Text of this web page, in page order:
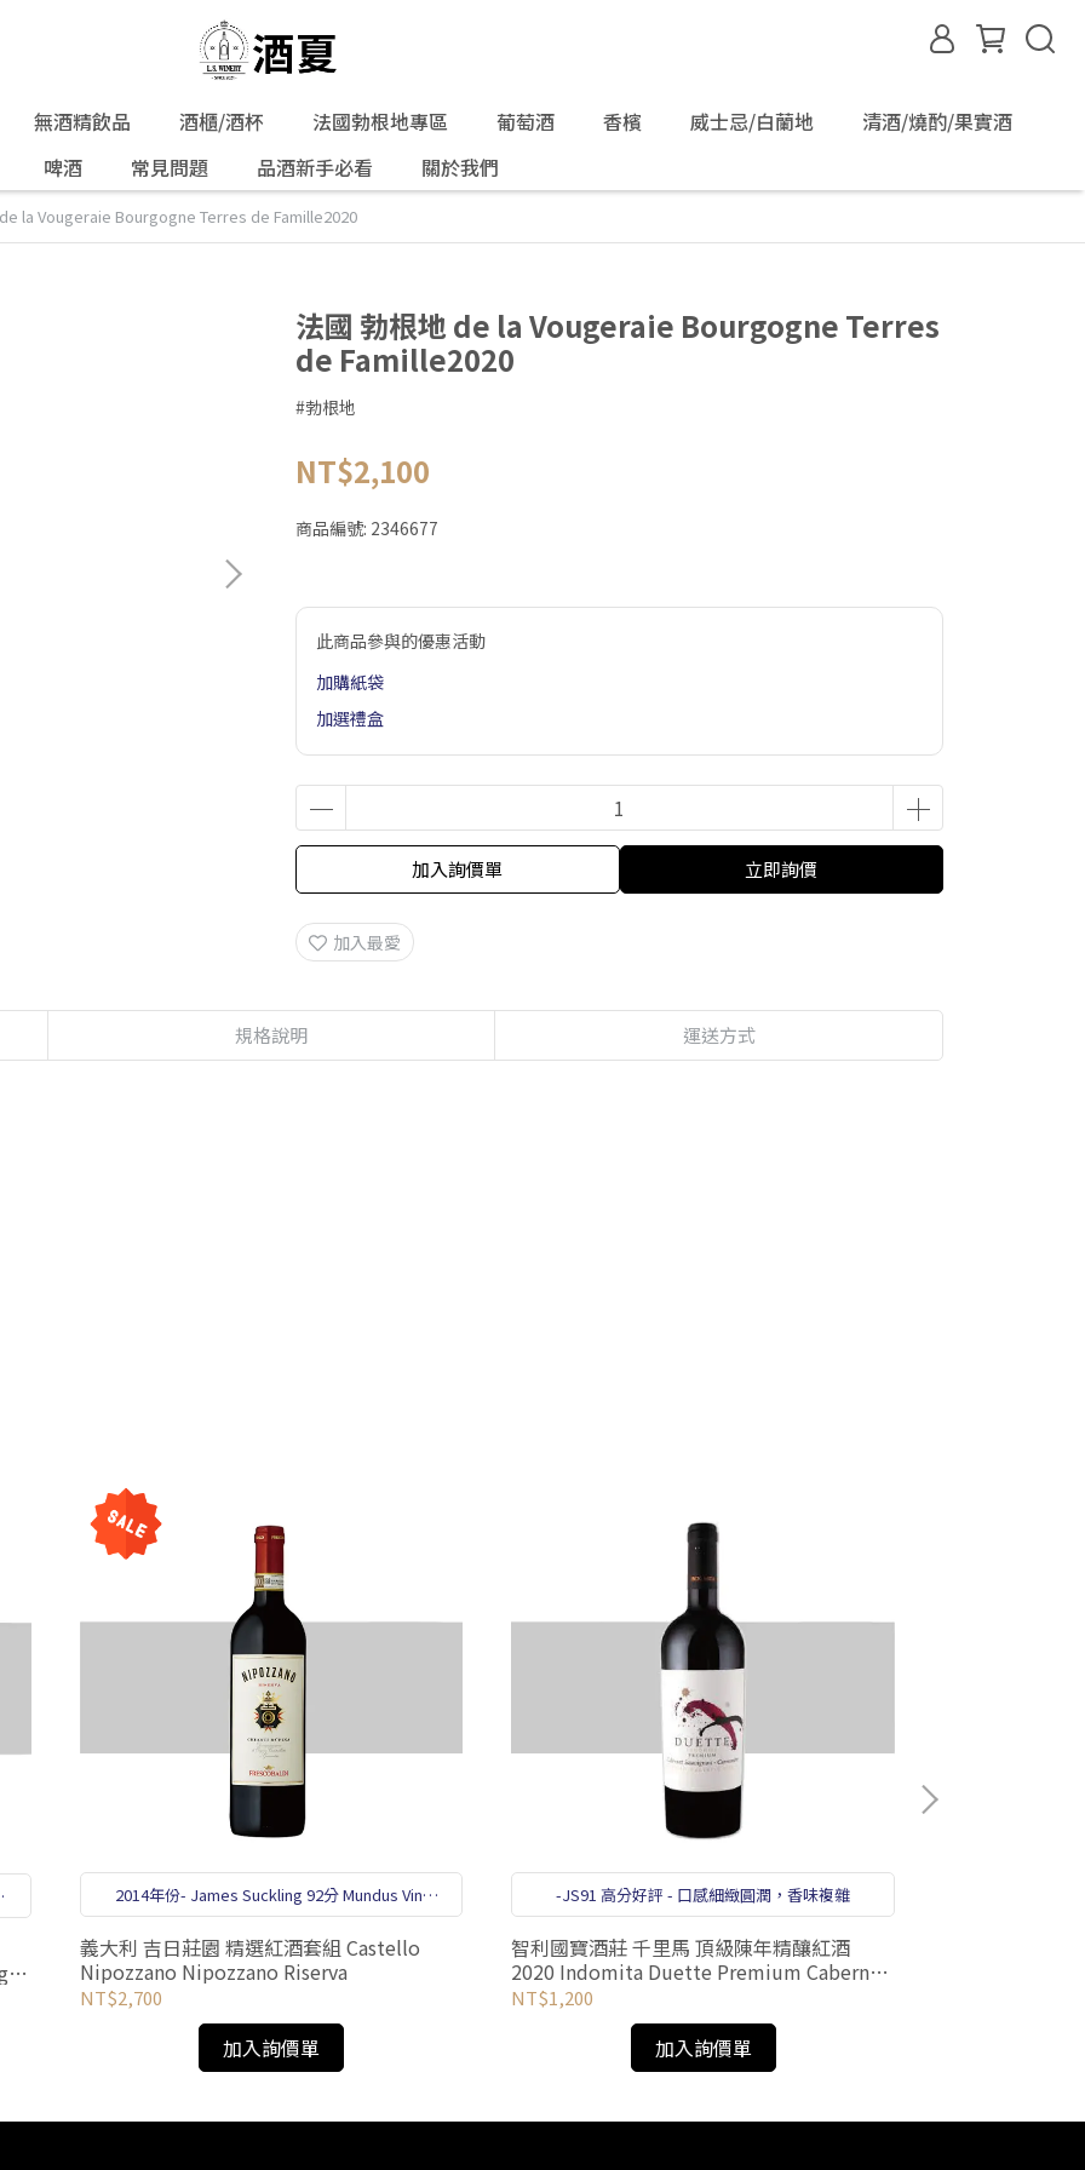
無酒精飲品 酒櫃/酒杯 法國勃根地專區 葡萄酒 香檳 威士忌/白蘭地
清酒/燒酌/果實酒
啤酒
常見問題 品酒新手必看 關於我們
la Vougeraie Bourgogne Terres de Famille2020
法國 勃根地 de la Vougeraie Bourgogne Terres
de Famille2020
#勃根地
NT$2,100
商品編號: 2346677
此商品參與的優惠活動
加購紙袋
加選禮盒
加入詢價單 立即詢價
加入最愛
規格說明 運送方式
2014年份- James Suckling 92分 Mundus Vini
International Wine 金牌獎
義大利 吉日莊園 精選紅酒套組 Castello
Nipozzano Nipozzano Riserva
NT$2,700
加入詢價單
-JS91 高分好評 - 口感細緻圓潤，香味複雜
智利國寶酒莊 千里馬 頂級陳年精釀紅酒
2020 Indomita Duette Premium Cabernet
Sauvignon Camenere 2020
NT$1,200
加入詢價單